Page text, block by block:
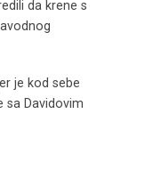
da krene s
je kod sebe
sa Davidovim